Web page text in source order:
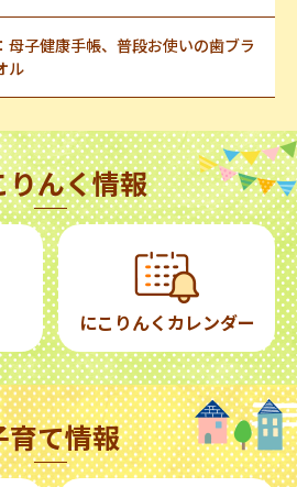
母子健康手帳、普段お使いの歯ブラ
ル
りんく情報
にこりんくカレンダー
育て情報